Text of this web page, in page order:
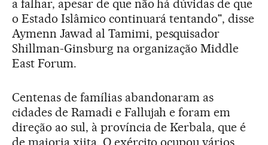
a falhar, apesar de que não há dúvidas de que
o Estado Islâmico continuará tentando", disse
Aymenn Jawad al Tamimi, pesquisador
Shillman-Ginsburg na organização Middle
East Forum.
Centenas de famílias abandonaram as
cidades de Ramadi e Fallujah e foram em
direção ao sul, à província de Kerbala, que é
de maioria xiita. O exército ocupou vários